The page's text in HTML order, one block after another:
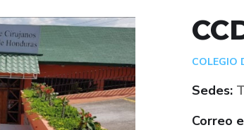
COLEGIO
Sedes:
Correo